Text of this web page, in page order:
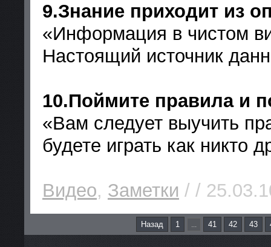
9.Знание приходит из
«Информация в чистом
Настоящий источник
10.Поймите правила и
«Вам следует выучить
будете играть как никто
Видео, Заметки / /
Назад 1 ... 41 42 43